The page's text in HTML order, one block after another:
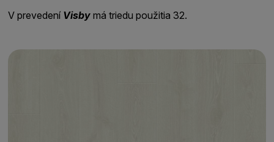
V prevedení Visbymá triedu použitia 32.